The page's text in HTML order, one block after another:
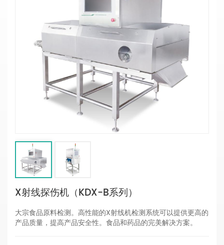
X射线探伤机（KDX-B系列）
大宗食品原料检测。高性能的X射线机检测系统可以提供更高的
产品质量，提高产品安全性。食品和药品的完美解决方案。